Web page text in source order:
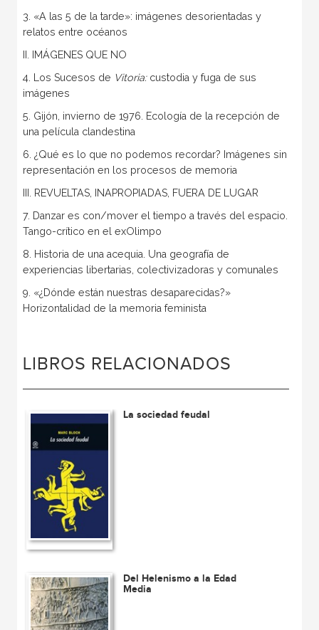
3. «A las 5 de la tarde»: imágenes desorientadas y
relatos entre océanos
II. IMÁGENES QUE NO
4. Los Sucesos de Vitoria:custodia y fuga de sus
imágenes
5. Gijón, invierno de 1976. Ecología de la recepción de
una película clandestina
6. ¿Qué es lo que no podemos recordar? Imágenes sin
representación en los procesos de memoria
III. REVUELTAS, INAPROPIADAS, FUERA DE LUGAR
7. Danzar es con/mover el tiempo a través del espacio.
Tango-crítico en el exOlimpo
8. Historia de una acequia. Una geografía de
experiencias libertarias, colectivizadoras y comunales
9. «¿Dónde están nuestras desaparecidas?»
Horizontalidad de la memoria feminista
LIBROS RELACIONADOS
La sociedad feudal
Del Helenismo a la Edad
Media